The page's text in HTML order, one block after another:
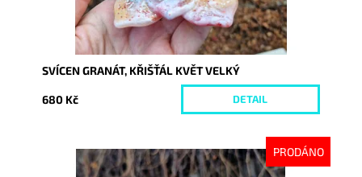
SVÍCEN GRANÁT, KŘIŠŤÁL KVĚT VELKÝ
680 Kč DETAIL
PRODÁNO